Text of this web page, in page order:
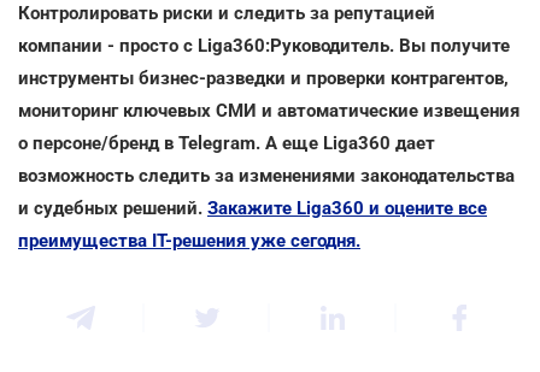
Контролировать риски и следить за репутацией
компании - просто с Liga360:Руководитель. Вы получите
инструменты бизнес-разведки и проверки контрагентов,
мониторинг ключевых СМИ и автоматические извещения
о персоне/бренд в Telegram. А еще Liga360 дает
возможность следить за изменениями законодательства
и судебных решений. Закажите Liga360 и оцените все
преимущества ІТ-решения уже сегодня.